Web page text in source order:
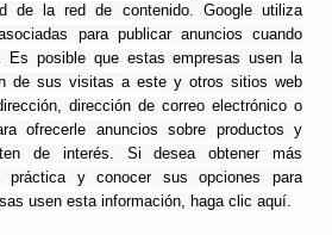
de la red de contenido. Google utiliza
para publicar anuncios cuando
Es posible que estas empresas usen la
de sus visitas a este y otros sitios web
dirección de correo electrónico o
ofrecerle anuncios sobre productos y
de interés. Si desea obtener más
práctica y conocer sus opciones para
usen esta información, haga clic aquí.